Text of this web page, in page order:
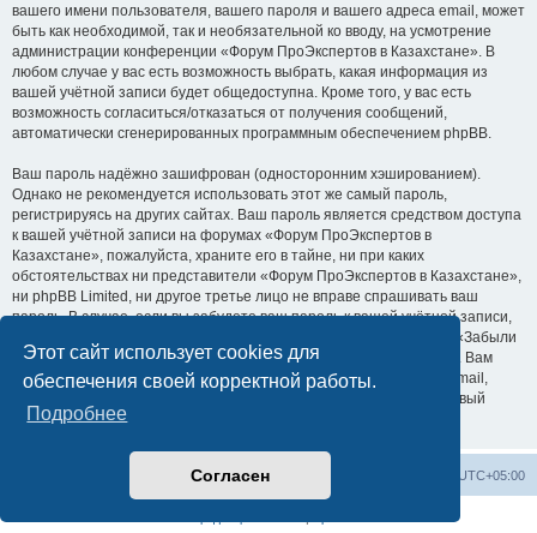
Этот сайт использует cookies для
обеспечения своей корректной работы.
Подробнее
Согласен
вашего имени пользователя, вашего пароля и вашего адреса email, может
быть как необходимой, так и необязательной ко вводу, на усмотрение
администрации конференции «Форум ПроЭкспертов в Казахстане». В
любом случае у вас есть возможность выбрать, какая информация из
вашей учётной записи будет общедоступна. Кроме того, у вас есть
возможность согласиться/отказаться от получения сообщений,
автоматически сгенерированных программным обеспечением phpBB.
Ваш пароль надёжно зашифрован (односторонним хэшированием).
Однако не рекомендуется использовать этот же самый пароль,
регистрируясь на других сайтах. Ваш пароль является средством доступа
к вашей учётной записи на форумах «Форум ПроЭкспертов в
Казахстане», пожалуйста, храните его в тайне, ни при каких
обстоятельствах ни представители «Форум ПроЭкспертов в Казахстане»,
ни phpBB Limited, ни другое третье лицо не вправе спрашивать ваш
пароль. В случае, если вы забудете ваш пароль к вашей учётной записи,
вы сможете воспользоваться функцией восстановления пароля «Забыли
пароль?», предусмотренной программным обеспечением phpBB. Вам
будет необходимо ввести ваше имя пользователя и ваш адрес email,
после чего программное обеспечение phpBB сгенерирует вам новый
пароль для вашей учётной записи.
Список форумов UTC+05:00